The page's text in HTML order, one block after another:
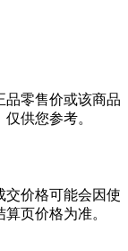
品零售价或该商品
供您参考。
交价格可能会因使
页价格为准。